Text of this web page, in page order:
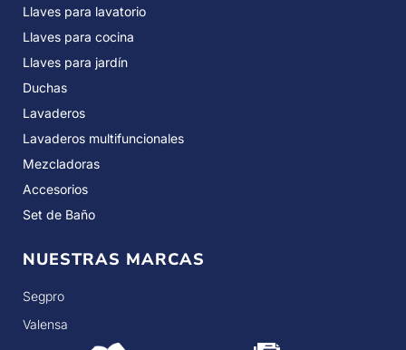
Llaves para lavatorio
Llaves para cocina
Llaves para jardín
Duchas
Lavaderos
Lavaderos multifuncionales
Mezcladoras
Accesorios
Set de Baño
NUESTRAS MARCAS
Segpro
Valensa